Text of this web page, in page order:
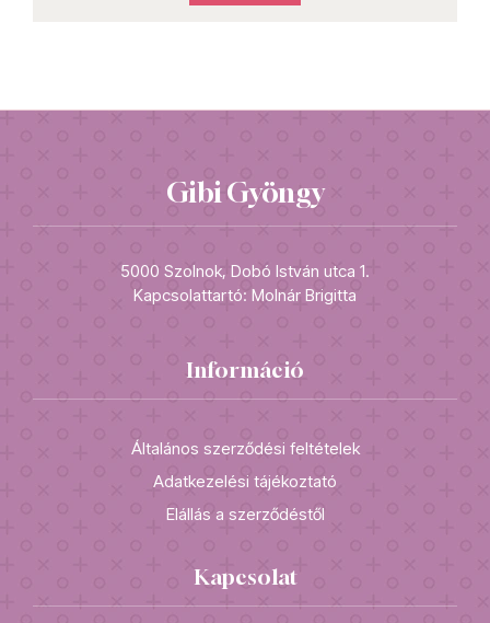
Gibi Gyöngy
5000 Szolnok, Dobó István utca 1.
Kapcsolattartó: Molnár Brigitta
Információ
Általános szerződési feltételek
Adatkezelési tájékoztató
Elállás a szerződéstől
Kapcsolat